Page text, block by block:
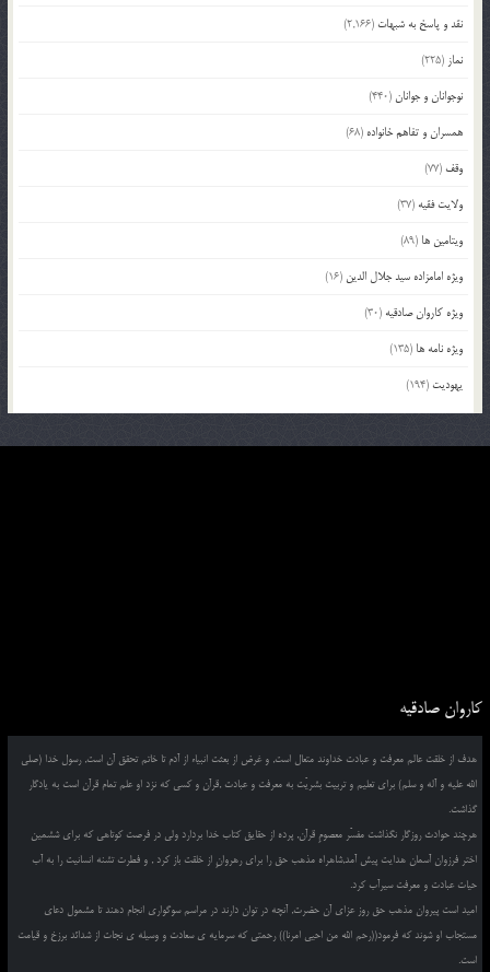
نقد و پاسخ به شبهات (2,166)
نماز (225)
نوجوانان و جوانان(440)
همسران و تفاهم خانواده (68)
وقف (77)
ولایت فقیه (37)
ویتامین ها (89)
ویژه امامزاده سید جلال الدین (16)
ویژه کاروان صادقیه (30)
ویژه نامه ها (135)
یهودیت (194)
کاروان صادقیه
هدف از خلقت عالم معرفت و عبادت خداوند متعال است, و غرض از بعثت انبیاء از آدم تا خاتم تحقق آن است, رسول خدا (صلی
الله علیه و آله و سلم) برای تعلیم و تربیت بشریّت به معرفت و عبادت ,قرآن و کسی که نزد او علم تمام قرآن است به یادگار
گذاشت.
هرچند حوادث روزگار نگذاشت مفسّر معصومِ قرآن, پرده از حقایق کتاب خدا بردارد ولی در فرصت کوتاهی که برای ششمین
اختر فرزوان آسمان هدایت پیش آمد,شاهراه مذهب حق را برای رهروانِ از خلقت باز کرد , و فطرت تشنه انسانیت را به آب
حیات عبادت و معرفت سیرآب کرد.
امید است پیروان مذهب حق روز عزای آن حضرت, آنچه در توان دارند در مراسم سوگواری انجام دهند تا مشمول دعای
مستجاب او شوند که فرمود((رحم الله من احیی امرنا)) رحمتی که سرمایه ی سعادت و وسیله ی نجات از شدائد برزخ و قیامت
است.